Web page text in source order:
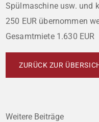
Spülmaschine usw. und
250 EUR übernommen
Gesamtmiete 1.630 EUR
ZURÜCK ZUR
Weitere Beiträge